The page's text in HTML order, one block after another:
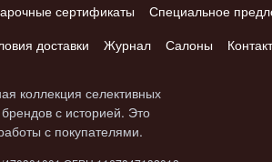
сертификаты
Специальное
доставки Журнал Салоны
коллекция селективных
с историей. Это
с покупателями.